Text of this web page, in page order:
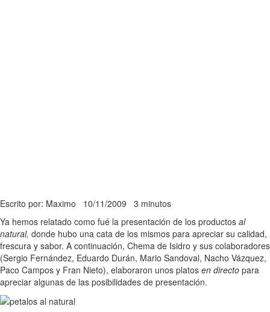
Escrito por: Maximo 10/11/2009 3 minutos
Ya hemos relatado como fué la presentación de los productos al
natural, donde hubo una cata de los mismos para apreciar su calidad,
frescura y sabor. A continuación, Chema de Isidro y sus colaboradores
(Sergio Fernández, Eduardo Durán, Mario Sandoval, Nacho Vázquez,
Paco Campos y Fran Nieto), elaboraron unos platos en directo para
apreciar algunas de las posibilidades de presentación.